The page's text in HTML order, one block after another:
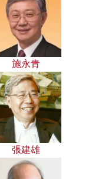
施永青
張建雄